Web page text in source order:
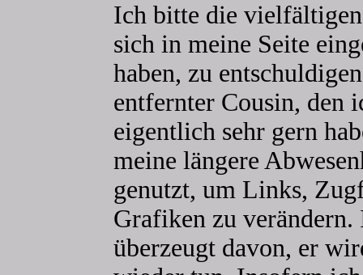
Ich bitte die
sich in meine Seite
haben, zu
entfernter Cousin, den
eigentlich sehr gern
meine längere
genutzt, um Links,
Grafiken zu verändern.
überzeugt davon, er